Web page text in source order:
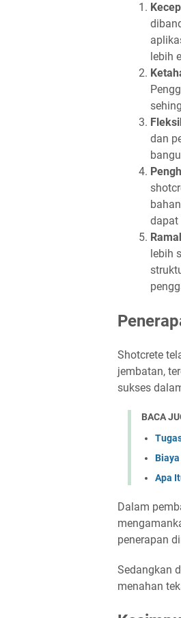
lebih
dan
dapat
lebih
Shotcrete
jembatan,
sukses
BACA
Apa
Dalam
penerapan
Sedangkan
menahan